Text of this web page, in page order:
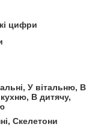
цифри
У вітальню, В
В дитячу,
Скелетони